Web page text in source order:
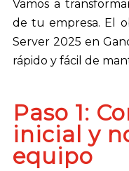
Vamos a
de tu empresa. El
Server 2025 en
rápido y fácil de
Paso 1:
inicial y
equipo